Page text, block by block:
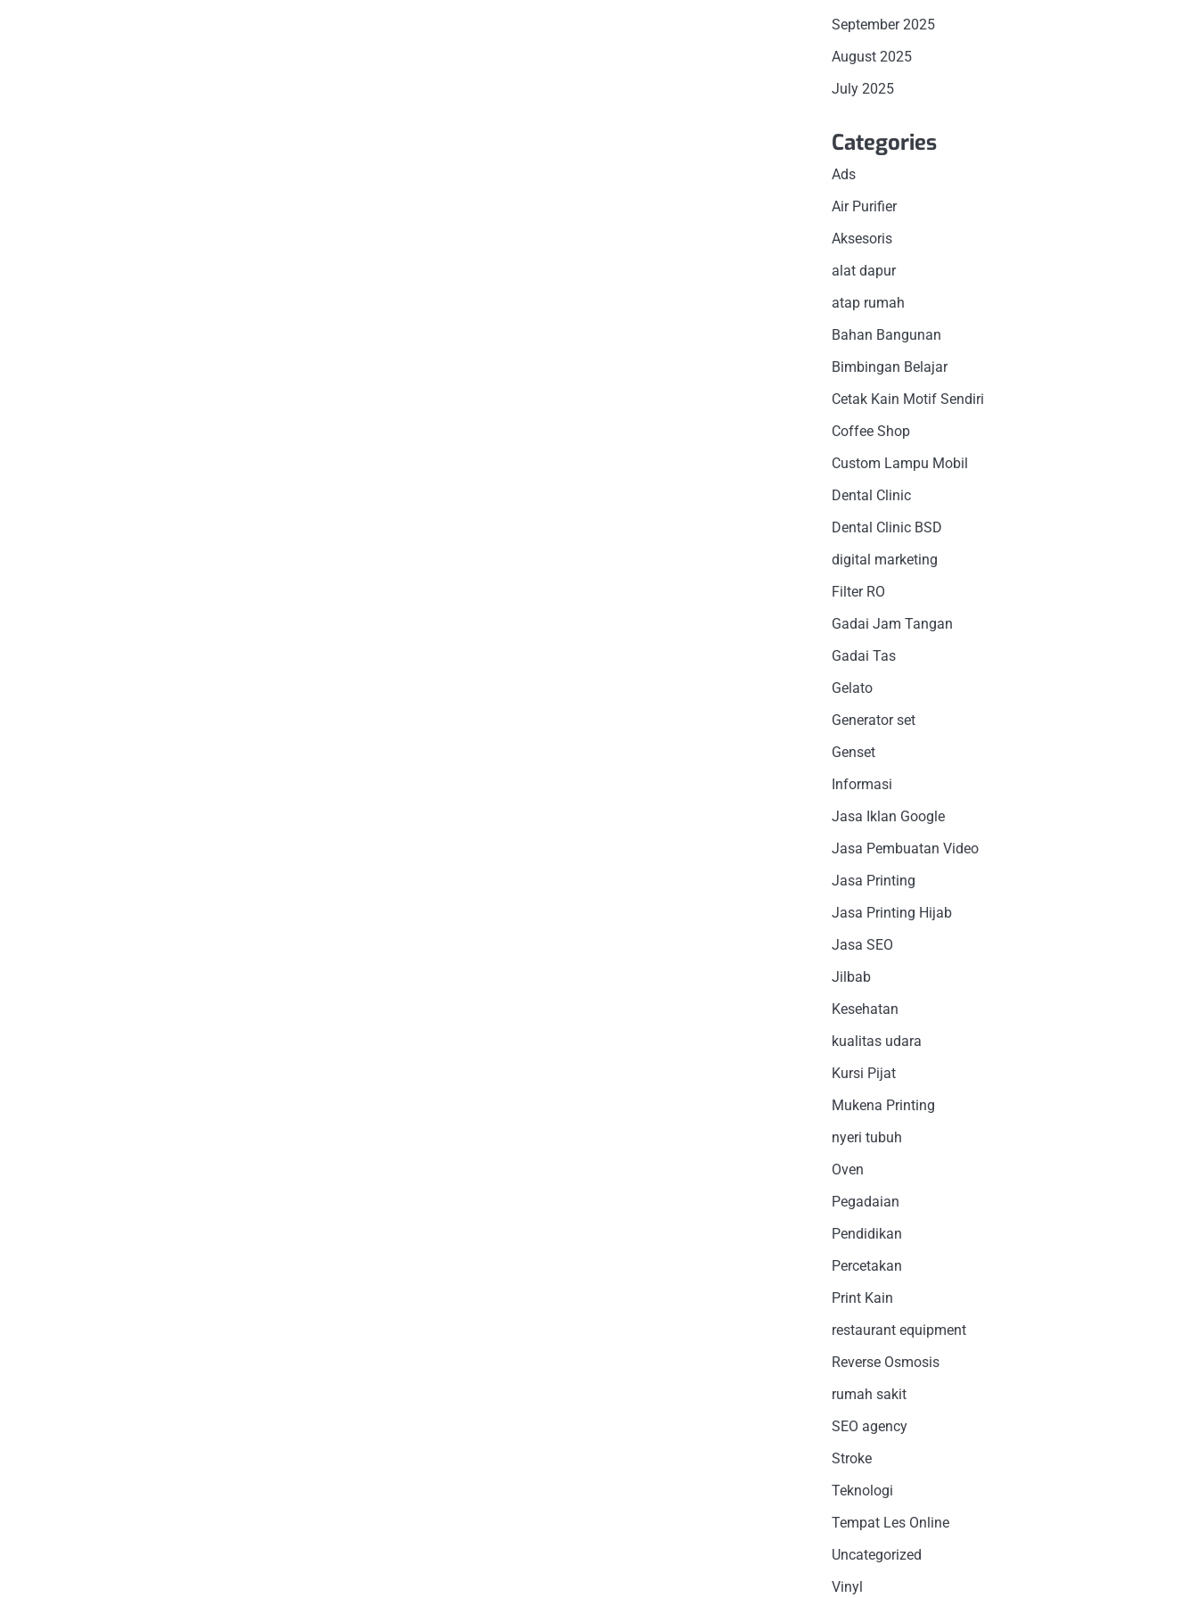
September 2025
August 2025
July 2025
Categories
Ads
Air Purifier
Aksesoris
alat dapur
atap rumah
Bahan Bangunan
Bimbingan Belajar
Cetak Kain Motif Sendiri
Coffee Shop
Custom Lampu Mobil
Dental Clinic
Dental Clinic BSD
digital marketing
Filter RO
Gadai Jam Tangan
Gadai Tas
Gelato
Generator set
Genset
Informasi
Jasa Iklan Google
Jasa Pembuatan Video
Jasa Printing
Jasa Printing Hijab
Jasa SEO
Jilbab
Kesehatan
kualitas udara
Kursi Pijat
Mukena Printing
nyeri tubuh
Oven
Pegadaian
Pendidikan
Percetakan
Print Kain
restaurant equipment
Reverse Osmosis
rumah sakit
SEO agency
Stroke
Teknologi
Tempat Les Online
Uncategorized
Vinyl